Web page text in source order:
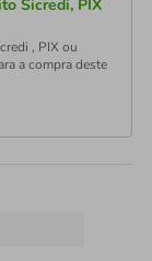
Sicredi, PIX
, PIX ou
a compra deste